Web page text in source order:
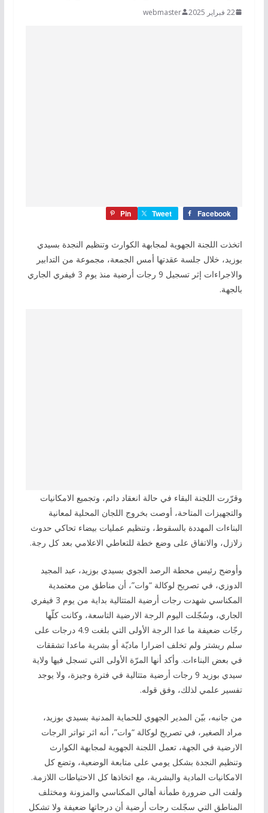
22 فبراير 2025 webmaster
Facebook
Tweet
Pin
اتخذت اللجنة الجهوية لمجابهة الكوارث وتنظيم النجدة بسيدي
بوزيد، خلال جلسة عقدتها أمس الجمعة، مجموعة من التدابير
والاجراءات إثر تسجيل 9 رجات أرضية منذ يوم 3 فيفري الجاري
بالجهة.
وقرّرت اللجنة البقاء في حالة انعقاد دائم، وتجميع الامكانيات
والتجهيزات المتاحة، أوصت بخروج اللجان المحلية لمعانية
البناءات المهددة بالسقوط، وتنظيم عمليات بيضاء تحاكي حدوث
زلازل، والاتفاق على وضع خطة للتعاطي الاعلامي بعد كل رجة.
وأوضح رئيس محطة الرصد الجوي بسيدي بوزيد، عبد المجيد
الدوزي، في تصريح لوكالة “وات”، أن مناطق من معتمدية
المكناسي شهدت رجات أرضية المتتالية بداية من يوم 3 فيفري
الجاري، وسُجّلت اليوم الرجة الارضية التاسعة، وكانت كلّها
رجّات ضعيفة ما عدا الرجة الأولى التي بلغت 4.9 درجات على
سلم ريشتر ولم تخلف اضرارا ماديّة أو بشرية ماعدا تشققات
في بعض البناءات. وأكد أنها المرّة الأولى التي تسجل فيها ولاية
سيدي بوزيد 9 رجات أرضية متتالية في فترة وجيزة، ولا يوجد
تفسير علمي لذلك، وفق قوله.
من جانبه، بيّن المدير الجهوي للحماية المدنية بسيدي بوزيد،
مراد الصغير، في تصريح لوكالة “وات”، أنه اثر تواتر الرجات
الارضية في الجهة، تعمل اللجنة الجهوية لمجابهة الكوارث
وتنظيم النجدة بشكل يومي على متابعة الوضعية، وتضع كل
الامكانيات المادية والبشرية، مع اتخاذها كل الاحتياطات اللازمة.
ولفت الى ضرورة طمأنة أهالي المكناسي والمزونة ومختلف
المناطق التي سجّلت رجات أرضية أن درجاتها ضعيفة ولا تشكل